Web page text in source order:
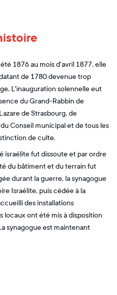
1876 au mois d'avril 1877, elle
de 1780 devenue trop
L'inauguration solennelle eut
du Grand-Rabbin de
de Strasbourg, de
Conseil municipal et de tous les
de culte.
israélite fut dissoute et par ordre
du bâtiment et du terrain fut
durant la guerre, la synagogue
Israélite, puis cédée à la
des installations
locaux ont été mis à disposition
synagogue est maintenant